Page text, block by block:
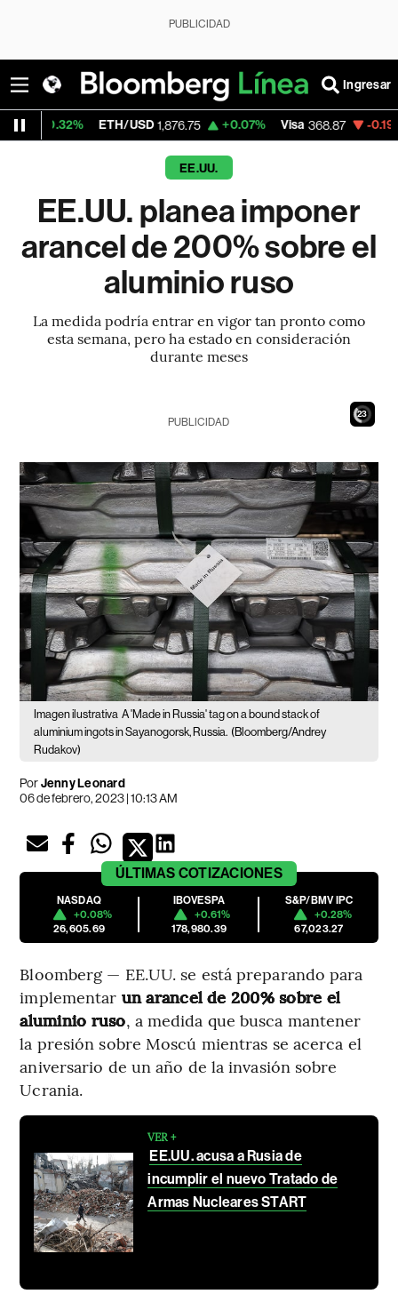
PUBLICIDAD
Ingresar
ETH/USD 1,876.75 +0.07% Visa 368.87 -0.19%
EE.UU.
EE.UU. planea imponer
arancel de 200% sobre el
aluminio ruso
La medida podría entrar en vigor tan pronto como
esta semana, pero ha estado en consideración
durante meses
21
PUBLICIDAD
Imagen ilustrativa A 'Made in Russia' tag on a bound stack of
aluminium ingots in Sayanogorsk, Russia. (Bloomberg/Andrey
Rudakov)
PorJenny Leonard
06 de febrero, 2023 | 10:13 AM
ÚLTIMAS COTIZACIONES
NASDAQ
+0.08%
26,605.69
IBOVESPA
+0.61%
178,980.39
S&P/BMV IPC
+0.28%
67,023.27
Bloomberg — EE.UU. se está preparando para
implementar un arancel de 200% sobre el
aluminio ruso, a medida que busca mantener
la presión sobre Moscú mientras se acerca el
aniversario de un año de la invasión sobre
Ucrania.
VER +
EE.UU. acusa a Rusia de
incumplir el nuevo Tratado de
Armas Nucleares START